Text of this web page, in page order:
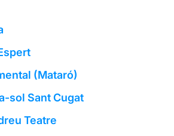
(Mataró)
sol Sant Cugat
Teatre